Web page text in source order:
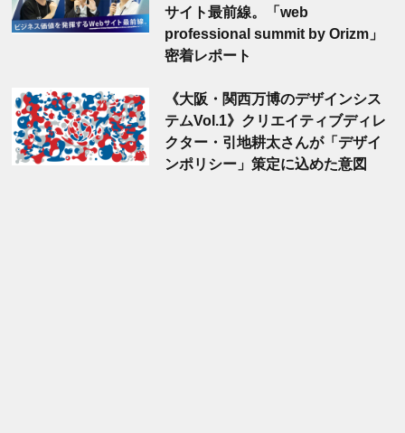
サイト最前線。「web
professional summit by Orizm」
密着レポート
《大阪・関西万博のデザインシス
テムVol.1》クリエイティブディレ
クター・引地耕太さんが「デザイ
ンポリシー」策定に込めた意図